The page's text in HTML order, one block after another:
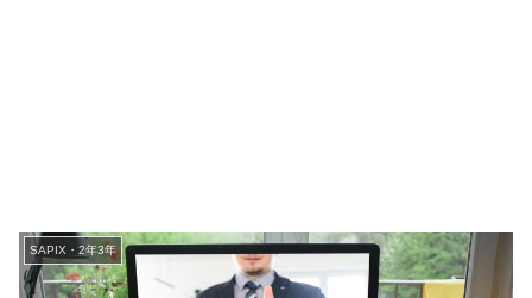
SAPIX・2年3年